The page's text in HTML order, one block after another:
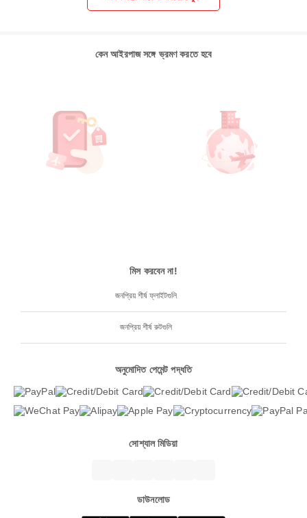
কেন আইরপাজ সঙ্গে ভ্রমণ করতে হবে
মিস করবেন না!
জনপ্রিয় শীর্ষ ফ্লাইটগুলি
জনপ্রিয় শীর্ষ রুটগুলি
অনুমোদিত পেমেন্ট পদ্ধতি
সোশ্যাল মিডিয়া
ডাউনলোড